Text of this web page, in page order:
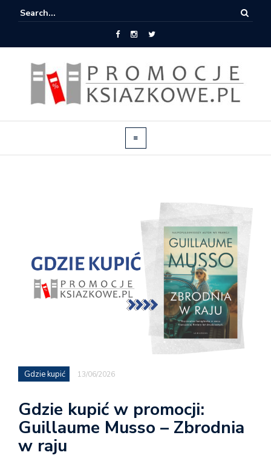
Gdzie kupić 13/06/2026
Gdzie kupić w promocji:
Guillaume Musso – Zbrodnia
w raju